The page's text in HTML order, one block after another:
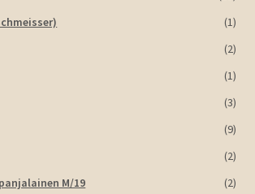
(1)
(2)
(1)
(3)
(9)
(2)
M/19
(2)